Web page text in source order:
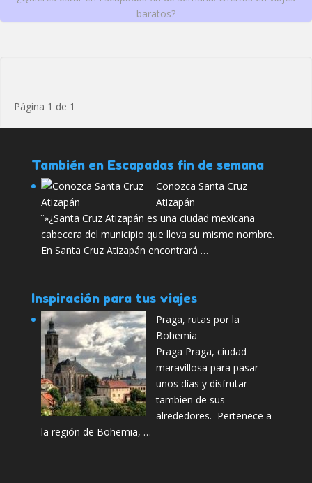
baratos?
Página 1 de 1
También en Escapadas fin de semana
Conozca Santa Cruz
Atizapán
ï»¿Santa Cruz Atizapán es una ciudad mexicana
cabecera del municipio que lleva su mismo nombre.
En Santa Cruz Atizapán encontrará …
Inspiración para tus viajes
Praga, rutas por la
Bohemia
Praga Praga, ciudad
maravillosa para pasar
unos días y disfrutar
tambien de sus
alrededores. Pertenece a
la región de Bohemia, …